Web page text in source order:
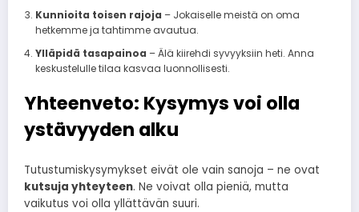
Kunnioita toisen rajoja – Jokaiselle meistä on oma
hetkemme ja tahtimme avautua.
Ylläpidä tasapainoa – Älä kiirehdi syvyyksiin heti. Anna
keskustelulle tilaa kasvaa luonnollisesti.
Yhteenveto: Kysymys voi olla
ystävyyden alku
Tutustumiskysymykset eivät ole vain sanoja – ne ovat
kutsuja yhteyteen. Ne voivat olla pieniä, mutta
vaikutus voi olla yllättävän suuri.